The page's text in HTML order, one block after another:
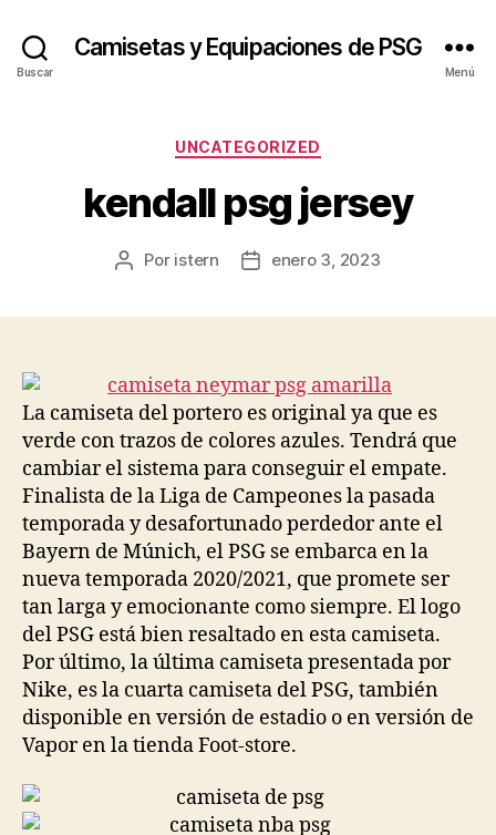
Buscar
Camisetas y Equipaciones de PSG
Menú
Categorías
UNCATEGORIZED
kendall psg jersey
Autor
Por istern
Fechaenero 3, 2023
La camiseta del portero es original ya que es
verde con trazos de colores azules. Tendrá que
cambiar el sistema para conseguir el empate.
Finalista de la Liga de Campeones la pasada
temporada y desafortunado perdedor ante el
Bayern de Múnich, el PSG se embarca en la
nueva temporada 2020/2021, que promete ser
tan larga y emocionante como siempre. El logo
del PSG está bien resaltado en esta camiseta.
Por último, la última camiseta presentada por
Nike, es la cuarta camiseta del PSG, también
disponible en versión de estadio o en versión de
Vapor en la tienda Foot-store.